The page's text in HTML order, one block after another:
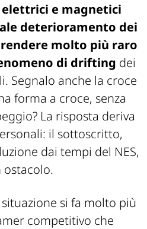
e magnetici
deterioramento dei
molto più raro
di drifting dei
Segnalo anche la croce
forma a croce, senza
La risposta deriva
il sottoscritto,
dai tempi del NES,
si fa molto più
competitivo che